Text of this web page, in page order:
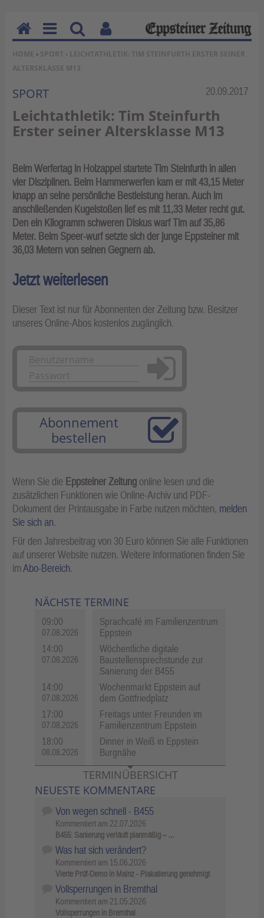
SIE BEFINDEN SICH HIER:
HOME › SPORT › LEICHTATHLETIK: TIM STEINFURTH ERSTER SEINER
ALTERSKLASSE M13
Rubrik:
SPORT 20.09.2017
Leichtathletik: Tim Steinfurth
Erster seiner Altersklasse M13
Beim Werfertag in Holzappel startete Tim Steinfurth in allen
vier Disziplinen. Beim Hammerwerfen kam er mit 43,15 Meter
knapp an seine persönliche Bestleistung heran. Auch im
anschließenden Kugelstoßen lief es mit 11,33 Meter recht gut.
Den ein Kilogramm schweren Diskus warf Tim auf 35,86
Meter. Beim Speer-wurf setzte sich der junge Eppsteiner mit
36,03 Metern von seinen Gegnern ab.
Jetzt weiterlesen
Dieser Text ist nur für Abonnenten der Zeitung bzw. Besitzer
unseres Online-Abos kostenlos zugänglich.
Anmelden
Abonnement
bestellen
Wenn Sie die Eppsteiner Zeitung online lesen und die
zusätzlichen Funktionen wie Online-Archiv und PDF-
Dokument der Printausgabe in Farbe nutzen möchten, melden
Sie sich an.
Für den Jahresbeitrag von 30 Euro können Sie alle Funktionen
auf unserer Website nutzen. Weitere Informationen finden Sie
imAbo-Bereich.
NÄCHSTE TERMINE
09:00
07.08.2026
Sprachcafé im Familienzentrum
Eppstein
14:00
07.08.2026
Wöchentliche digitale
Baustellensprechstunde zur
Sanierung der B455
14:00
07.08.2026
Wochenmarkt Eppstein auf
dem Gottfriedplatz
17:00
07.08.2026
Freitags unter Freunden im
Familienzentrum Eppstein
18:00
08.08.2026
Dinner in Weiß in Eppstein
Burgnähe
TERMINÜBERSICHT
NEUESTE KOMMENTARE
Von wegen schnell - B455
Kommentiert am 22.07.2026
B455: Sanierung verläuft planmäßig – …
Was hat sich verändert?
Kommentiert am 15.06.2026
Vierte Prüf-Demo in Mainz - Plakatierung genehmigt
Vollsperrungen in Bremthal
Kommentiert am 21.05.2026
Vollsperrungen in Bremthal
H
o
m
e
M
en
u
Su
ch
en
Be
nu
kti
on